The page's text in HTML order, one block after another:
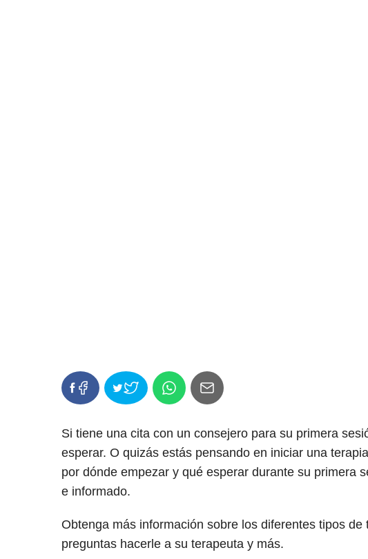
Si tiene una cita con un consejero para su primera
esperar. O quizás estás pensando en iniciar una
por dónde empezar y qué esperar durante su primera
e informado.
Obtenga más información sobre los diferentes tipos
preguntas hacerle a su terapeuta y más.